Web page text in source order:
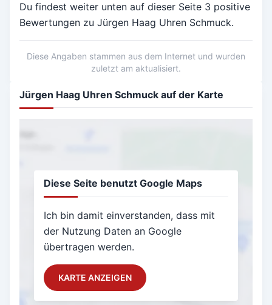
Du findest weiter unten auf dieser Seite 3 positive
Bewertungen zu Jürgen Haag Uhren Schmuck.
Diese Angaben stammen aus dem Internet und wurden
zuletzt am aktualisiert.
Jürgen Haag Uhren Schmuck auf der Karte
Diese Seite benutzt Google Maps
Ich bin damit einverstanden, dass mit
der Nutzung Daten an Google
übertragen werden.
KARTE ANZEIGEN